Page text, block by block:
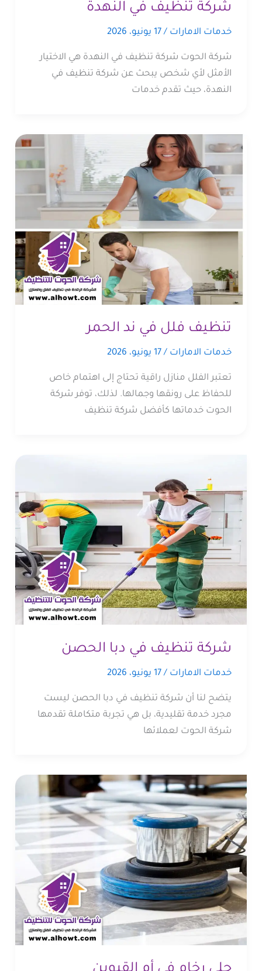
شركة تنظيف في النهدة
خدمات الامارات / 17 يونيو، 2026
شركة الحوت شركة تنظيف في النهدة هي الاختيار
الأمثل لأي شخص يبحث عن شركة تنظيف في
النهدة، حيث تقدم خدمات
تنظيف فلل في ند الحمر
خدمات الامارات /17 يونيو، 2026
تعتبر الفلل منازل راقية تحتاج إلى اهتمام خاص
للحفاظ على رونقها وجمالها. لذلك، توفر شركة
الحوت خدماتها كأفضل شركة تنظيف
شركة تنظيف في دبا الحصن
خدمات الامارات /17 يونيو، 2026
يتضح لنا أن شركة تنظيف في دبا الحصن ليست
مجرد خدمة تقليدية، بل هي تجربة متكاملة تقدمها
شركة الحوت لعملائها